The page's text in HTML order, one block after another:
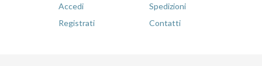
Accedi
Registrati
Spedizioni
Contatti